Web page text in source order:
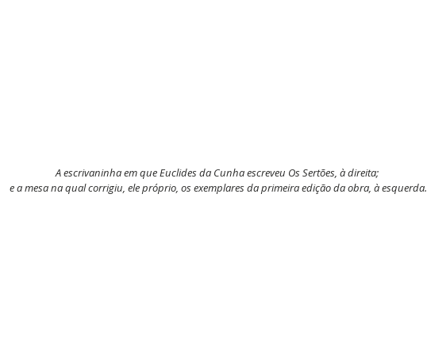
A escrivaninha em que Euclides da Cunha escreveu Os Sertões, à direita;
e a mesa na qual corrigiu, ele próprio, os exemplares da primeira edição da obra, à esquerda.